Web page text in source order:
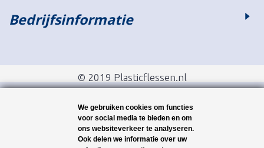
Bedrijfsinformatie
© 2019 Plasticflessen.nl
We gebruiken cookies om functies
voor social media te bieden en om
ons websiteverkeer te analyseren.
Ook delen we informatie over uw